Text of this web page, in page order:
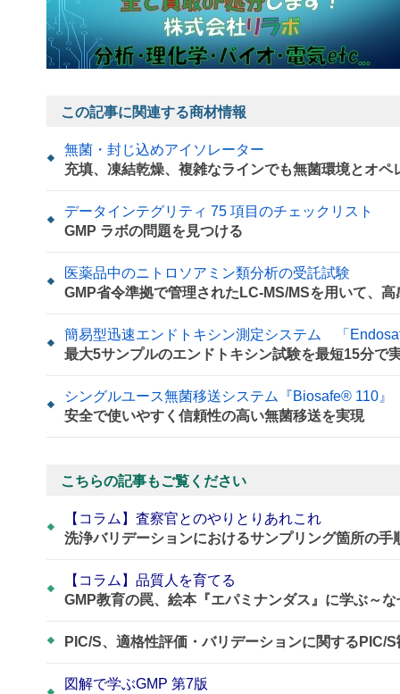
この記事に関連する商材情報
無菌・封じ込めアイソレーター
充填、凍結乾燥、複雑なラインでも無菌環境とオ
データインテグリティ 75 項目のチェックリスト
GMP ラボの問題を見つける
医薬品中のニトロソアミン類分析の受託試験
GMP省令準拠で管理されたLC-MS/MSを用いて、
簡易型迅速エンドトキシン測定システム 「
最大5サンプルのエンドトキシン試験を最短15分で
シングルユース無菌移送システム『Biosafe® 110』
安全で使いやすく信頼性の高い無菌移送を実現
こちらの記事もご覧ください
【コラム】査察官とのやりとりあれこれ
洗浄バリデーションにおけるサンプリング箇所の手
【コラム】品質人を育てる
GMP教育の罠、絵本『エパミナンダス』に学ぶ～
PIC/S、適格性評価・バリデーションに関するPIC/
図解で学ぶGMP 第7版